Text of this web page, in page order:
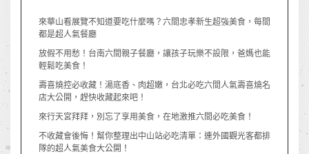
來華山看展覽不知道要吃什麼嗎？六間忠孝新生超強美食，每間
都是超人氣餐廳
放假不用愁！台南六間親子餐廳，讓孩子玩樂不設限，爸媽也能
輕鬆吃美食！
壽喜燒控必收藏！湯底香、肉超嫩，台北必吃六間人氣壽喜燒名
店大公開，趕快收藏起來吧！
來行天宮拜拜，別忘了享用美食，在地激推六間必吃美食！
不收藏會後悔！幫你整理出中山站必吃清單：連外國觀光客都排
隊的超人氣美食大公開！